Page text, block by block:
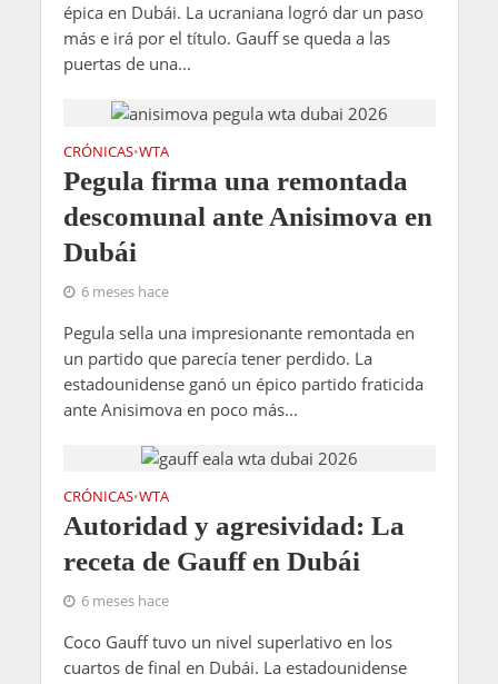
épica en Dubái. La ucraniana logró dar un paso
más e irá por el título. Gauff se queda a las
puertas de una...
CRÓNICAS•WTA
Pegula firma una remontada
descomunal ante Anisimova en
Dubái
6 meses hace
Pegula sella una impresionante remontada en
un partido que parecía tener perdido. La
estadounidense ganó un épico partido fraticida
ante Anisimova en poco más...
CRÓNICAS•WTA
Autoridad y agresividad: La
receta de Gauff en Dubái
6 meses hace
Coco Gauff tuvo un nivel superlativo en los
cuartos de final en Dubái. La estadounidense